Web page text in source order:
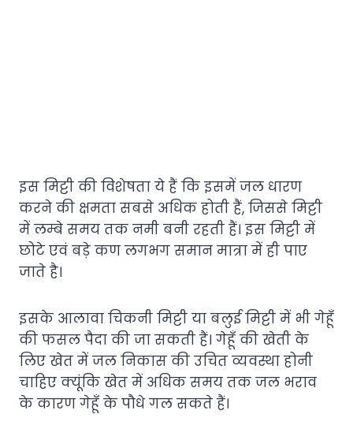
इस मिट्टी की विशेषता ये हैं कि इसमें जल धारण
करने की क्षमता सबसे अधिक होती हैं, जिससे मिट्टी
में लम्बे समय तक नमी बनी रहती हैं। इस मिट्टी में
छोटे एवं बड़े कण लगभग समान मात्रा में ही पाए
जाते है।
इसके आलावा चिकनी मिट्टी या बलुई मिट्टी में भी गेहूँ
की फसल पैदा की जा सकती हैं। गेहूँ की खेती के
लिए खेत में जल निकास की उचित व्यवस्था होनी
चाहिए क्यूंकि खेत में अधिक समय तक जल भराव
के कारण गेहूँ के पौधे गल सकते हैं।